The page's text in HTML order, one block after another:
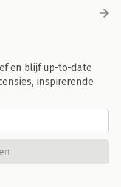
en blijf up-to-date
inspirerende